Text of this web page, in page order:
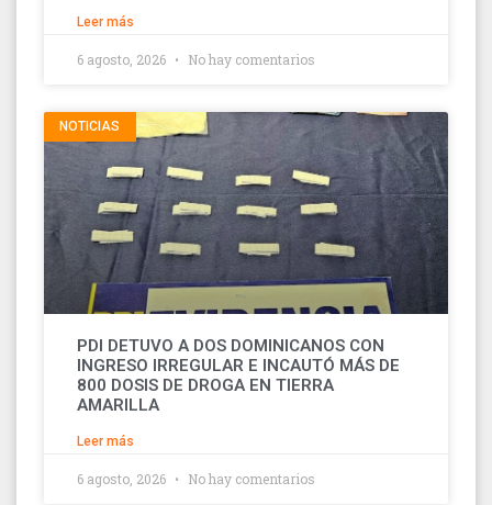
Leer más
6 agosto, 2026 No hay comentarios
NOTICIAS
PDI DETUVO A DOS DOMINICANOS CON
INGRESO IRREGULAR E INCAUTÓ MÁS DE
800 DOSIS DE DROGA EN TIERRA
AMARILLA
Leer más
6 agosto, 2026 No hay comentarios